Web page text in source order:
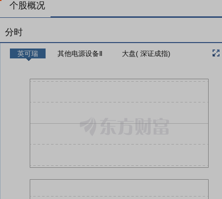
个股概况
分时
英可瑞 其他电源设备Ⅱ 大盘( 深证成指)